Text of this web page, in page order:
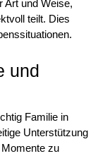
Art und Weise,
teilt. Dies
und
Familie in
Unterstützung
zu